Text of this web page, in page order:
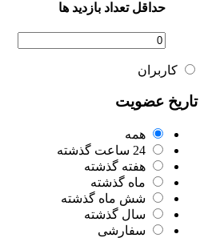
حداقل تعداد بازدید ها
کاربران
تاریخ عضویت
همه
24 ساعت گذشته
هفته گذشته
ماه گذشته
شش ماه گذشته
سال گذشته
سفارشی